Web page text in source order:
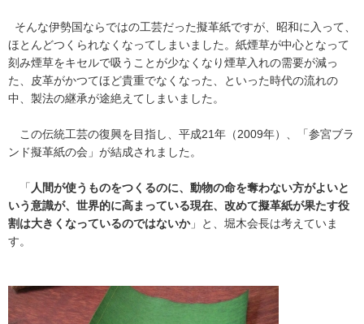
そんな伊勢国ならではの工芸だった擬革紙ですが、昭和に入って、
ほとんどつくられなくなってしまいました。紙煙草が中心となって
刻み煙草をキセルで吸うことが少なくなり煙草入れの需要が減っ
た、皮革がかつてほど貴重でなくなった、といった時代の流れの
中、製法の継承が途絶えてしまいました。
この伝統工芸の復興を目指し、平成21年（2009年）、「参宮ブラ
ンド擬革紙の会」が結成されました。
「 人間が使うものをつくるのに、動物の命を奪わない方がよいと
いう意識が、世界的に高まっている現在、改めて擬革紙が果たす役
割は大きくなっているのではないか」と、堀木会長は考えていま
す。